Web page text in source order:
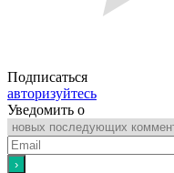
Подписаться
авторизуйтесь
Уведомить о